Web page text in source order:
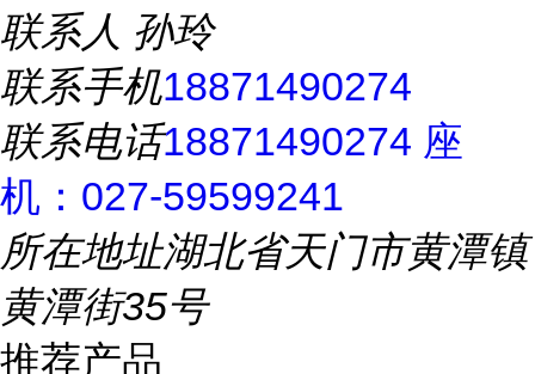
联系人 孙玲
联系手机18871490274
联系电话18871490274 座
机：027-59599241
所在地址湖北省天门市黄潭镇
黄潭街35号
推荐产品